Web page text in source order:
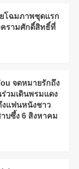
ยโฉมภาพชุดแรก
รามศักดิ์สิทธิ์ที่
จดหมายรักถึง
วมเดินพรมแดง
งแฟนหนังชาว
บซึ้ง 6 สิงหาคม